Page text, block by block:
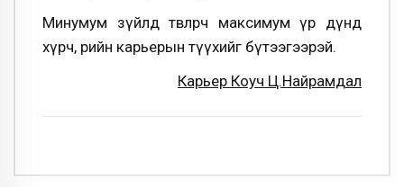
Минумум зүйлд төвлөрч максимум үр дүнд
хүрч, өөрийн карьерын түүхийг бүтээгээрэй.
Карьер Коуч Ц.Найрамдал